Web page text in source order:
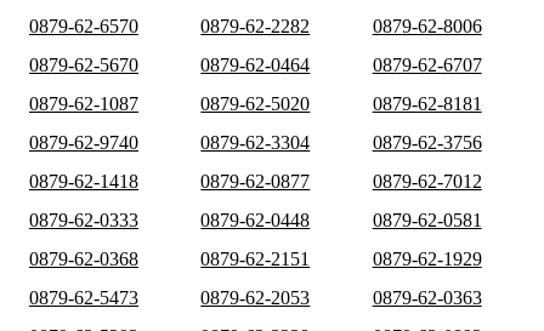
0879-62-6570
0879-62-2282
0879-62-8006
0879-62-5670
0879-62-0464
0879-62-6707
0879-62-1087
0879-62-5020
0879-62-8181
0879-62-9740
0879-62-3304
0879-62-3756
0879-62-1418
0879-62-0877
0879-62-7012
0879-62-0333
0879-62-0448
0879-62-0581
0879-62-0368
0879-62-2151
0879-62-1929
0879-62-5473
0879-62-2053
0879-62-0363